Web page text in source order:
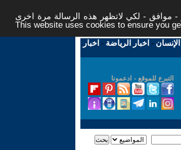
موافق - لكي لاتظهر هذه الرسالة مرة اخرى -
This website uses cookies to ensure you
- اخبار الرياضة - اخبار
التبرع للموقع - ادعمونا